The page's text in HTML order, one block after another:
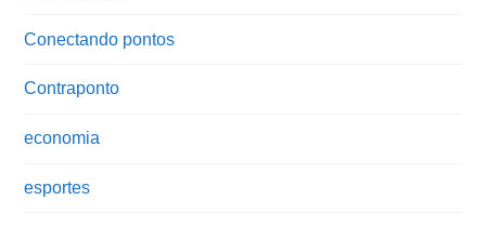
Conectando pontos
Contraponto
economia
esportes